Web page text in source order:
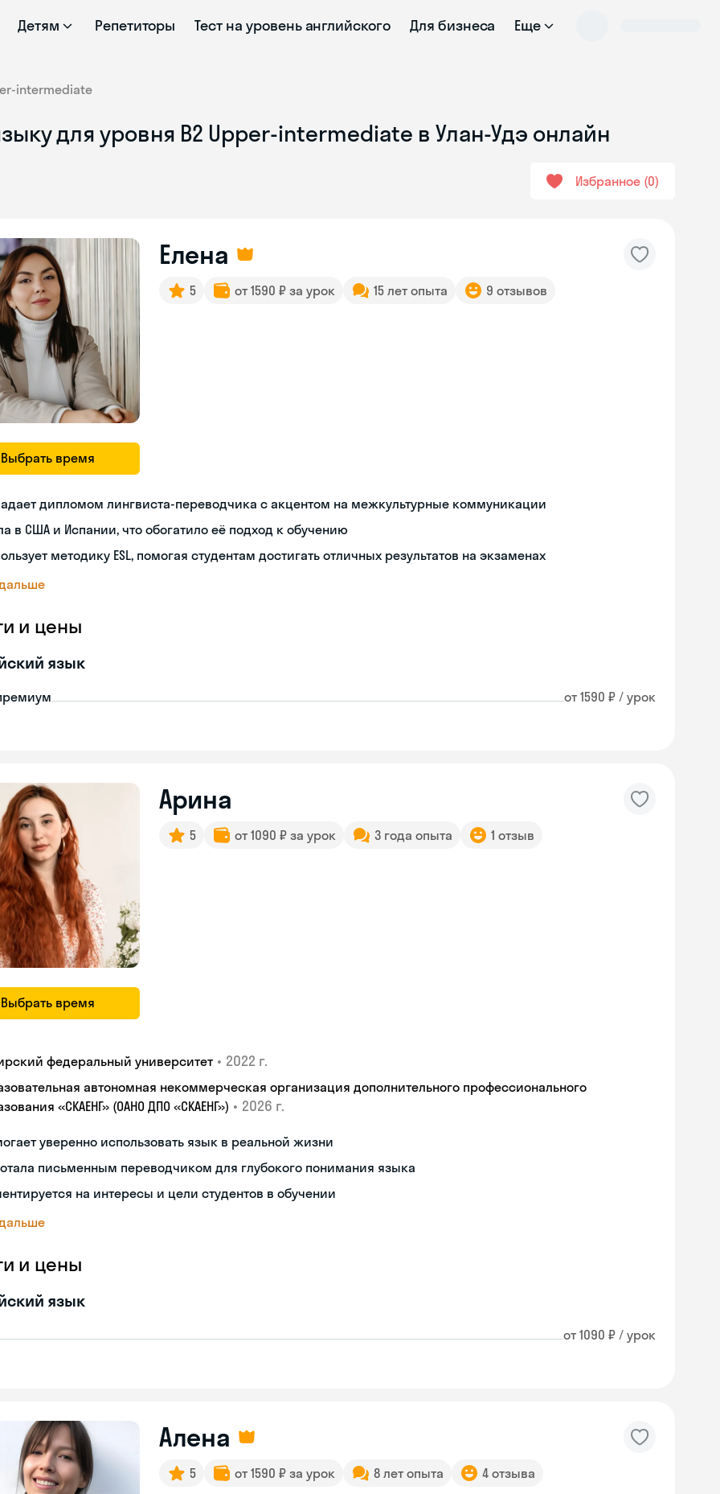
Детям Репетиторы Тест на уровень английского Для бизнеса Еще
intermediate
для уровня B2 Upper-intermediate в Улан-Удэ онлайн
Избранное 0
Выбрать время
Елена
5 от 1590 ₽ за урок 15 лет опыта 9 отзывов
дипломом лингвиста-переводчика с акцентом на межкультурные коммуникации
в США и Испании, что обогатило её подход к обучению
методику ESL, помогая студентам достигать отличных результатов на экзаменах
и цены
язык
от 1590 ₽ / урок
Выбрать время
Арина
5 от 1090 ₽ за урок 3 года опыта 1 отзыв
федеральный университет • 2022 г.
автономная некоммерческая организация дополнительного профессионального
«СКАЕНГ» (ОАНО ДПО «СКАЕНГ») • 2026 г.
уверенно использовать язык в реальной жизни
письменным переводчиком для глубокого понимания языка
на интересы и цели студентов в обучении
и цены
язык
от 1090 ₽ / урок
Алена
5 от 1590 ₽ за урок 8 лет опыта 4 отзыва